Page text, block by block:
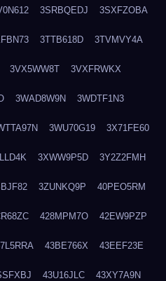
3SRBQEDJ 3SXFZOBA
3TTB618D 3TVMVY4A
3VX5WW8T 3VXFRWKX
3WAD8W9N 3WDTF1N3
3WU70G19 3X71FE60
3XWW9P5D 3Y2Z2FMH
3ZUNKQ9P 40PEO5RM
428MPM7O 42EW9PZP
43BE766X 43EEF23E
43U16JLC 43XY7A9N